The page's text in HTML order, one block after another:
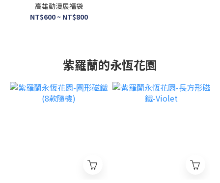
高雄動漫展福袋
NT$600 ~ NT$800
紫羅蘭的永恆花園